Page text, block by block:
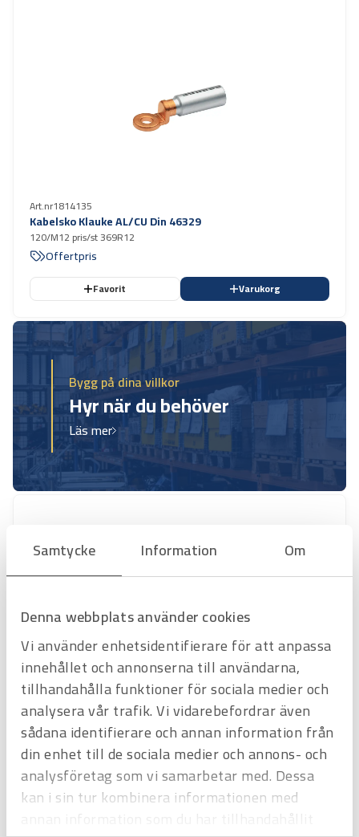
Samtycke Information Om
Denna webbplats använder cookies
Vi använder enhetsidentifierare för att anpassa
innehållet och annonserna till användarna,
tillhandahålla funktioner för sociala medier och
analysera vår trafik. Vi vidarebefordrar även
sådana identifierare och annan information från
din enhet till de sociala medier och annons- och
analysföretag som vi samarbetar med. Dessa
kan i sin tur kombinera informationen med
Art.nr1814135
Kabelsko Klauke AL/CU Din 46329
120/M12 pris/st 369R12
Offertpris
Favorit Varukorg
Bygg på dina villkor
Hyr när du behöver
Läs mer
Art.nr1814132
Kabelsko Klauke AL/CU Din 46329 95/M16
368R16 pris/st
Offertpris
Favorit Varukorg